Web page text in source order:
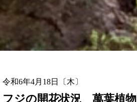
令和6年4月18日〔木〕
フジの開花状況 萬葉植物